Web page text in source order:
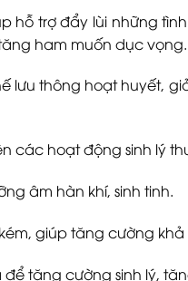
hỗ trợ đẩy lùi những
ham muốn dục vọng.
lưu thông hoạt huyết,
các hoạt động sinh lý
âm hàn khí, sinh tinh.
giúp tăng cường
tăng cường sinh lý,